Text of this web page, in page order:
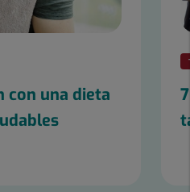
con una dieta